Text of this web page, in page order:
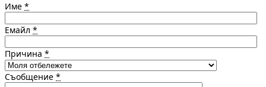
Име *
Емайл *
Причина *
Съобщение *